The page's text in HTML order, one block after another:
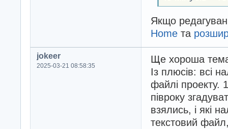
Якщо
Home та
jokeer
2025-03-21 08:58:35
Ще хороша
Із плюсів: всі
файлі проекту.
півроку
взялись, і які
текстовий